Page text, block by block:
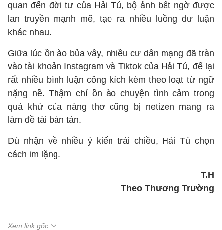
quan đến đời tư của Hải Tú, bộ ảnh bất ngờ được
lan truyền mạnh mẽ, tạo ra nhiều luồng dư luận
khác nhau.
Giữa lúc ồn ào bủa vây, nhiều cư dân mạng đã tràn
vào tài khoản Instagram và Tiktok của Hải Tú, để lại
rất nhiều bình luận công kích kèm theo loạt từ ngữ
nặng nề. Thậm chí ồn ào chuyện tình cảm trong
quá khứ của nàng thơ cũng bị netizen mang ra
làm đề tài bàn tán.
Dù nhận về nhiều ý kiến trái chiều, Hải Tú chọn
cách im lặng.
T.H
Theo Thương Trường
Xem link gốc